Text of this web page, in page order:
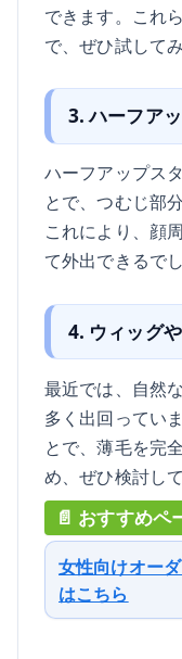
できます。これ
で、ぜひ試して
3. ハーフア
ハーフアップス
とで、つむじ部
これにより、顔
て外出できるでし
4. ウィッグ
最近では、自然
多く出回ってい
とで、薄毛を完
め、ぜひ検討し
女性向けオー
はこちら